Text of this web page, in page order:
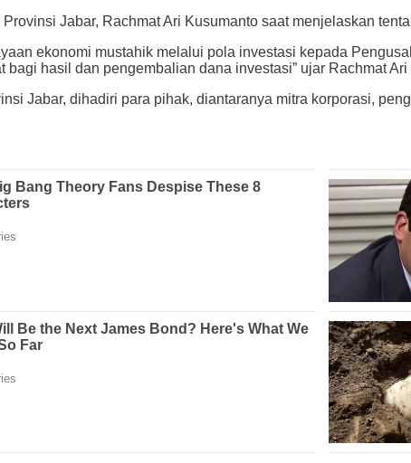
Jabar, Rachmat Ari Kusumanto saat menjelaskan
ekonomi mustahik melalui pola investasi kepada
hasil dan pengembalian dana investasi” ujar Rachmat Ari
Jabar, dihadiri para pihak, diantaranya mitra korporasi,